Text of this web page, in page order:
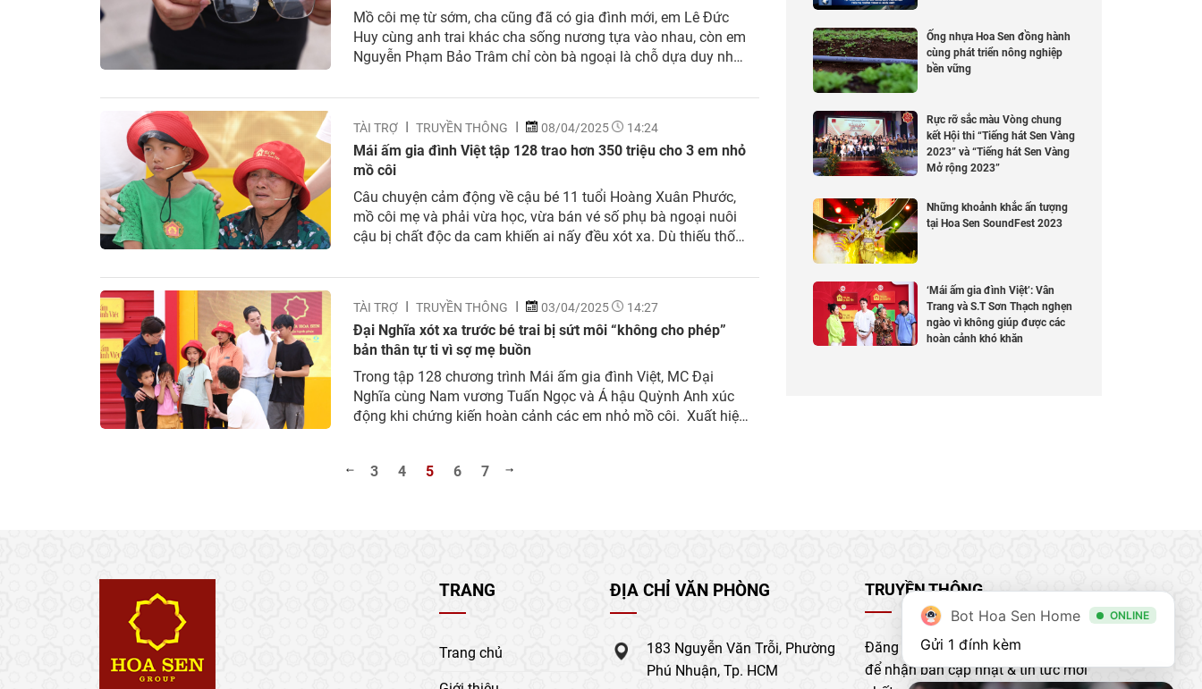
Mồ côi mẹ từ sớm, cha cũng đã có gia đình mới, em Lê Đức
Huy cùng anh trai khác cha sống nương tựa vào nhau, còn em
Nguyễn Phạm Bảo Trâm chỉ còn bà ngoại là chỗ dựa duy nhất.
hiểu...
TÀI TRỢ TRUYỀN THÔNG 08/04/2025 14:24
Mái ấm gia đình Việt tập 128 trao hơn 350 triệu cho 3 em nhỏ
mồ côi
Câu chuyện cảm động về cậu bé 11 tuổi Hoàng Xuân Phước,
mồ côi mẹ và phải vừa học, vừa bán vé số phụ bà ngoại nuôi
cậu bị chất độc da cam khiến ai nấy đều xót xa. Dù thiếu thốn,
TÀI TRỢ TRUYỀN THÔNG 03/04/2025 14:27
Đại Nghĩa xót xa trước bé trai bị sứt môi “không cho phép”
bản thân tự ti vì sợ mẹ buồn
Trong tập 128 chương trình Mái ấm gia đình Việt, MC Đại
Nghĩa cùng Nam vương Tuấn Ngọc và Á hậu Quỳnh Anh xúc
động khi chứng kiến hoàn cảnh các em nhỏ mồ côi. Xuất hiện
3
4 5 6 7
Ống nhựa Hoa Sen đồng hành
cùng phát triển nông nghiệp
bền vững
Rực rỡ sắc màu Vòng chung
kết Hội thi “Tiếng hát Sen Vàng
2023” và “Tiếng hát Sen Vàng
Mở rộng 2023”
Những khoảnh khắc ấn tượng
tại Hoa Sen SoundFest 2023
‘Mái ấm gia đình Việt’: Vân
Trang và S.T Sơn Thạch nghẹn
ngào vì không giúp được các
hoàn cảnh khó khăn
TRANG
Trang chủ
ĐỊA CHỈ VĂN PHÒNG
183 Nguyễn Văn Trỗi, Phường
Phú Nhuận, Tp. HCM
TRUYỀN THÔNG
Đăng ký nhận bản tin của chúng tôi
để nhận bản cập nhật & tin tức mới
Bot Hoa Sen Home ONLINE
Gửi 1 đính kèm